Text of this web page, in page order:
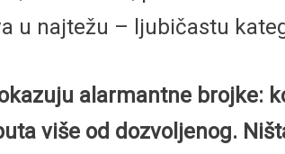
u najtežu – ljubičastu
alarmantne brojke:
više od dozvoljenog.